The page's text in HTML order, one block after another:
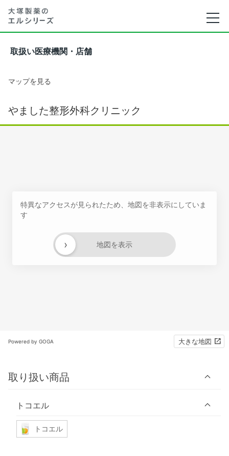
取扱い医療機関・店舗
マップを見る
やました整形外科クリニック
特異なアクセスが見られたため、地図を非表示にしていま
す
地図を表示
›
Powered by GOGA 大きな地図
取り扱い商品
トコエル
トコエル